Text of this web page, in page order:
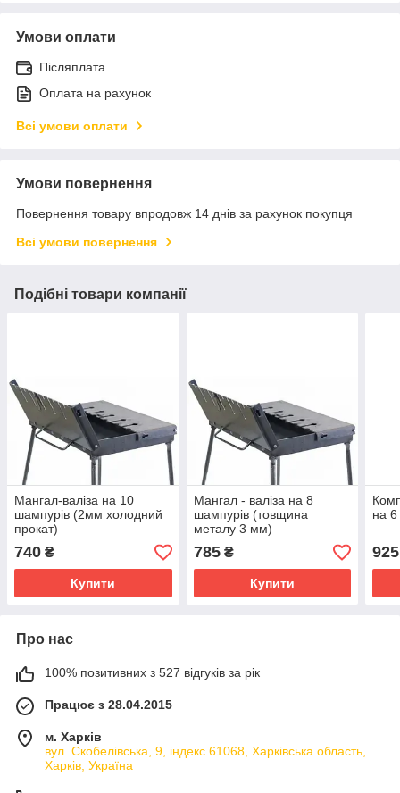
Умови оплати
Післяплата
Оплата на рахунок
Всі умови оплати
Умови повернення
Повернення товару впродовж 14 днів за рахунок покупця
Всі умови повернення
Подібні товари компанії
Мангал-валіза на 10
шампурів (2мм холодний
прокат)
740 ₴
Купити
Мангал - валіза на 8
шампурів (товщина
металу 3 мм)
785₴
Купити
на
925
Про нас
100% позитивних з 527 відгуків за рік
Працює з 28.04.2015
м. Харків
вул. Скобелівська, 9, індекс 61068, Харківська область,
Харків, Україна